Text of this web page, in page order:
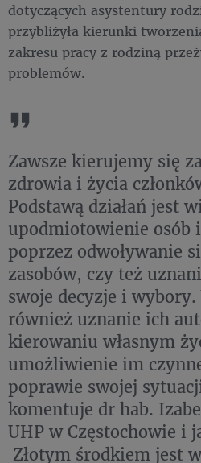
dotyczących asystentury
przybliżyła kierunki
zakresu pracy z rodziną
problemów.
Zawsze kierujemy się
zdrowia i życia
Podstawą działań jest
upodmiotowienie osób
poprzez odwoływanie
zasobów, czy też
swoje decyzje i wybory.
również uznanie ich
kierowaniu własnym
umożliwienie im
poprawie swojej
komentuje dr hab.
UHP w Częstochowie i
Złotym środkiem jest